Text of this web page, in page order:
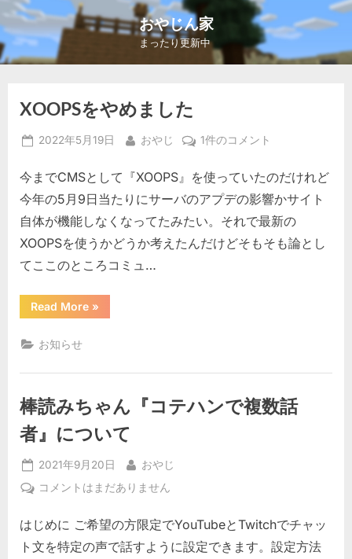
Skip
to
content
おやじん家
まったり更新中
XOOPSをやめました
Posted
2022年5月19日 By
おやじ
XOOPS
や
め
し
た
1件のコメント
今までCMSとして『XOOPS』を使っていたのだけれど
今年の5月9日当たりにサーバのアプデの影響かサイト
自体が機能しなくなってたみたい。それで最新の
XOOPSを使うかどうか考えたんだけどそもそも論とし
てここのところコミュ…
Read More“XOOPS
を
た”
»
お知らせ
棒読みちゃん『コテハンで複数話
者』について
Posted
on
2021年9月20日 By
おやじ
棒
み
ち
コメントはまだありません
はじめに ご希望の方限定でYouTubeとTwitchでチャッ
ト文を特定の声で話すように設定できます。設定方法